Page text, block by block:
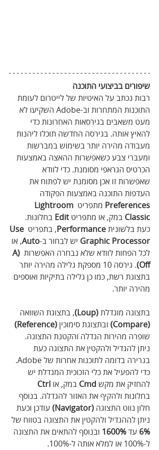
שיפורים בביצועי התוכנה
רבות נכתב על האיטיות של לייטרום לעומת
התוכנות המתחרות וב-Adobe השקיעו לא
מעט משאבים בגירסאות האחרונות כדי
להאיץ אותה. בגירסה החדשה תוכלו ליהנות
מעבודה מהירה יותר בשימוש במברשות
ומעברי צבע כשאפשרות ההאצה באמצעות
הכרטיס הגראפי מסומנת. כדי לוודא
שאפשרות זו אכן מסומנת יש לפתוח את
העדפות התוכנה באמצעות הפקודה
Preferences מתפריט Lightroom
Classic במק, או מתפריט Edit בחלונות.
כעת בלשונית Performance, בתפריט Use
Graphic Processor יש לבחור ב-Auto, או
לכל הפחות לוודא שלא נבחרה האפשרות A)
Off
)
. גירסה 10 מספקת גלילה מהירה יותר
בתצוגת רשת, כמו כן גלילה בתיקיות ואוספים
מהירה יותר.
בתצוגה מוגדלת (Loup)
, בתצוגת השוואה
(Compare)
ובתצוגת סימוכין (Reference)
שופרה מהירות הגדלה והקטנת התצוגה.
ניתן להגדיל ולהקטין את התצוגה כעת
בגרירה בדומה לתוכנות אחרות של Adobe.
כדי להפעיל את כלי הזכוכית המגדלת יש
להחזיק את מקש Cmd במק, או Ctrl
בחלונות ולהקיף את האזור להגדלה. בנוסף
חלון נווט התצוגה (Navigator)
עודכן וכעת
ניתן לההגדיל ולהקטין את התצוגה בטווח של
6% עד 1600% ובנוסף להתאים את התצוגה
ל-100% או למלא אותה ל-100%.